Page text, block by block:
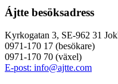
Ájtte besöksadress
Kyrkogatan 3, SE-962 31
0971-170 17 (besökare)
0971-170 70 (växel)
E-post: info@ajtte.com